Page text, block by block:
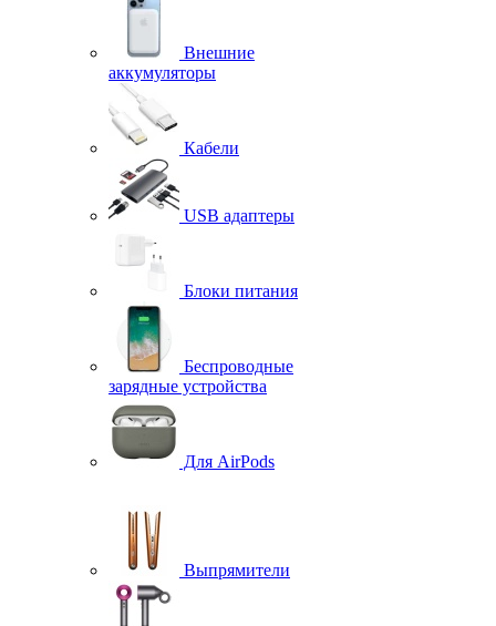
Внешние
аккумуляторы
Кабели
USB адаптеры
Блоки питания
Беспроводные
зарядные устройства
Для AirPods
Выпрямители